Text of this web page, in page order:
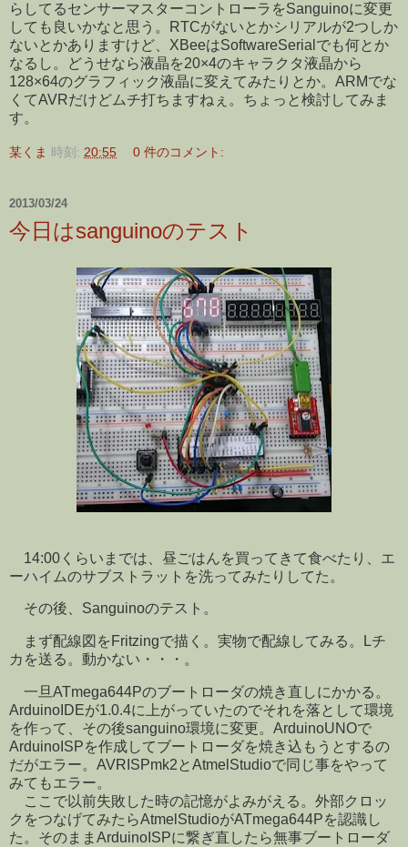
らしてるセンサーマスターコントローラをSanguinoに変更
しても良いかなと思う。RTCがないとかシリアルが2つしか
ないとかありますけど、XBeeはSoftwareSerialでも何とか
なるし。どうせなら液晶を20×4のキャラクタ液晶から
128×64のグラフィック液晶に変えてみたりとか。ARMでな
くてAVRだけどムチ打ちますねぇ。ちょっと検討してみま
す。
某くま 時刻: 20:55 0 件のコメント:
2013/03/24
今日はsanguinoのテスト
14:00くらいまでは、昼ごはんを買ってきて食べたり、エ
ーハイムのサブストラットを洗ってみたりしてた。
その後、Sanguinoのテスト。
まず配線図をFritzingで描く。実物で配線してみる。Lチ
カを送る。動かない・・・。
一旦ATmega644Pのブートローダの焼き直しにかかる。
ArduinoIDEが1.0.4に上がっていたのでそれを落として環境
を作って、その後sanguino環境に変更。ArduinoUNOで
ArduinoISPを作成してブートローダを焼き込もうとするの
だがエラー。AVRISPmk2とAtmelStudioで同じ事をやって
みてもエラー。
ここで以前失敗した時の記憶がよみがえる。外部クロッ
クをつなげてみたらAtmelStudioがATmega644Pを認識し
た。そのままArduinoISPに繋ぎ直したら無事ブートローダ